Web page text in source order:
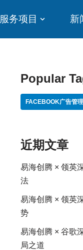
服务项目 新
Popular
FACEBOOK广告管
近期文章
易海创腾 × 领英
法
易海创腾 × 领英
势
易海创腾 × 谷歌
局之道